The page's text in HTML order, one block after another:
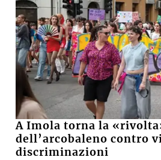
A Imola torna la
dell’arcobaleno contro
discriminazioni